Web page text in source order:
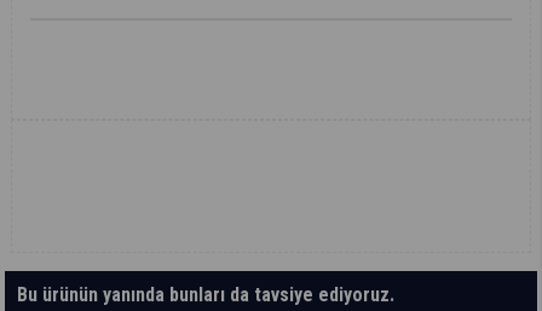
Bu ürünün yanında bunları da tavsiye ediyoruz.